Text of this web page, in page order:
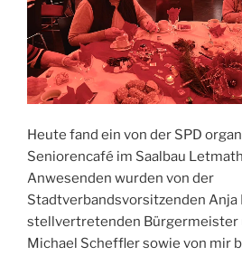
Heute fand ein von der SPD
Seniorencafé im Saalbau
Anwesenden wurden von der
Stadtverbandsvorsitzenden Anja
stellvertretenden Bürgermeister
Michael Scheffler sowie von mir